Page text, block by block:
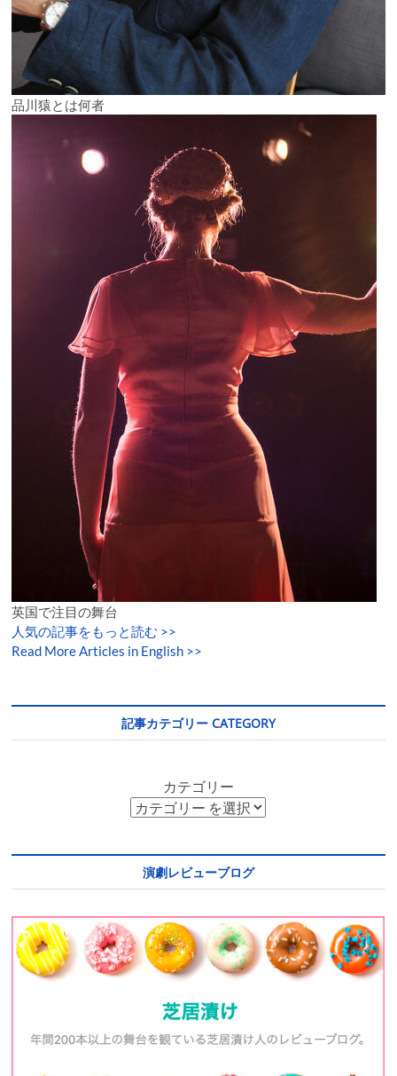
品川猿とは何者
英国で注目の舞台
人気の記事をもっと読む >>
Read More Articles in English >>
記事カテゴリー CATEGORY
カテゴリー
演劇レビューブログ